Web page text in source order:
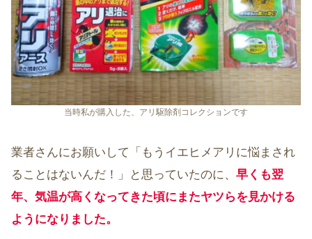
当時私が購入した、アリ駆除剤コレクションです
業者さんにお願いして「もうイエヒメアリに悩まされ
ることはないんだ！」と思っていたのに、 早くも翌
年、気温が高くなってきた頃にまたヤツらを見かける
ようになりました。